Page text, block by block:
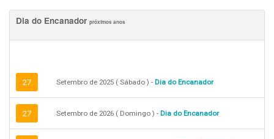
Dia do Encanador próximos anos
27 Setembro de 2025 ( Sábado ) - Dia do Encanador
27 Setembro de 2026 ( Domingo ) - Dia do Encanador